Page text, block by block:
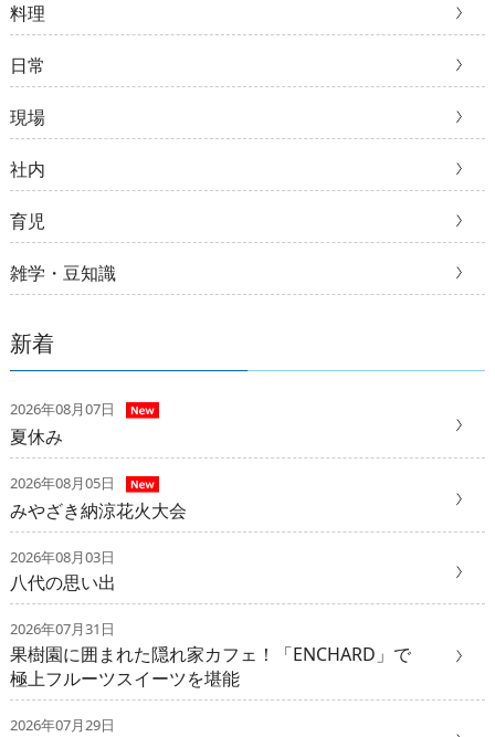
料理
日常
現場
社内
育児
雑学・豆知識
新着
2026年08月07日
夏休み
2026年08月05日
みやざき納涼花火大会
2026年08月03日
八代の思い出
2026年07月31日
果樹園に囲まれた隠れ家カフェ！「ENCHARD」で
極上フルーツスイーツを堪能
2026年07月29日